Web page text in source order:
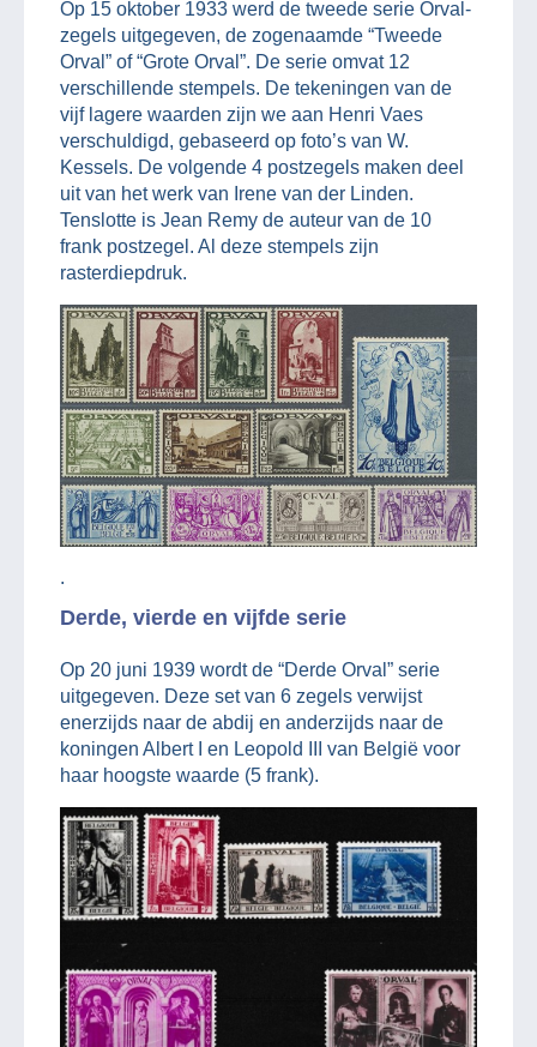
Op 15 oktober 1933 werd de tweede serie Orval-
zegels uitgegeven, de zogenaamde “Tweede
Orval” of “Grote Orval”. De serie omvat 12
verschillende stempels. De tekeningen van de
vijf lagere waarden zijn we aan Henri Vaes
verschuldigd, gebaseerd op foto’s van W.
Kessels. De volgende 4 postzegels maken deel
uit van het werk van Irene van der Linden.
Tenslotte is Jean Remy de auteur van de 10
frank postzegel. Al deze stempels zijn
rasterdiepdruk.
.
Derde, vierde en vijfde serie
Op 20 juni 1939 wordt de “Derde Orval” serie
uitgegeven. Deze set van 6 zegels verwijst
enerzijds naar de abdij en anderzijds naar de
koningen Albert I en Leopold III van België voor
haar hoogste waarde (5 frank).